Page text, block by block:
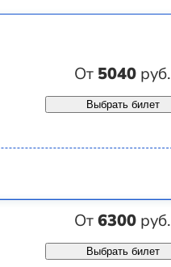
От 5040 руб.
Выбрать билет
От6300 руб.
Выбрать билет